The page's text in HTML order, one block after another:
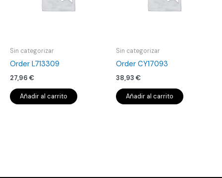
Sin categorizar
Order L713309
27,96 €
Añadir al carrito
Sin categorizar
Order CY17093
38,93 €
Añadir al carrito